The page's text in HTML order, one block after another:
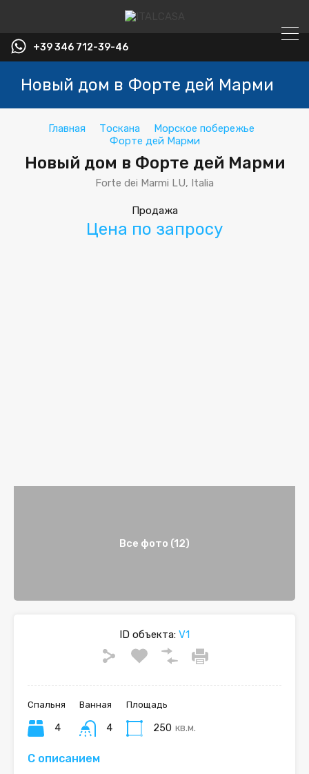
+39 346 712-39-46
Новый дом в Форте дей Марми
Главная Тоскана
Морское побережье
Форте дей Марми
Новый дом в Форте дей Марми
Forte dei Marmi LU, Italia
Продажа
Цена по запросу
Все фото (12)
ID объекта: V1
Спальня
4
Ванная
4
Площадь
250 кв.м.
С описанием